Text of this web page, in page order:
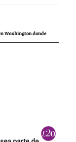
Washington donde